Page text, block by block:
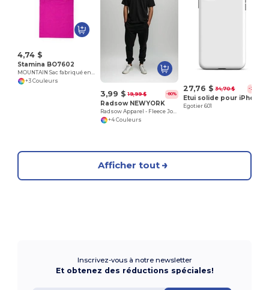
4,74 $
Stamina BO7602
+3 Couleurs
3,99 $ 19,99 $ -80%
Radsow NEWYORK
+4 Couleurs
27,76 $ 34,70 $ -20%
Egotier 601
Afficher tout
Inscrivez-vous à notre newsletter
Et obtenez des réductions spéciales!